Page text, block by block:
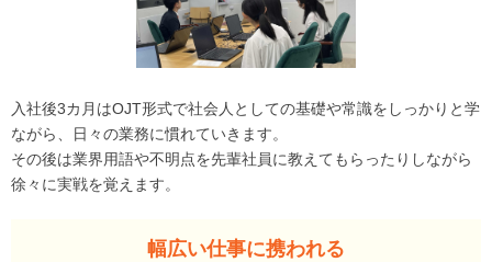
入社後3カ月はOJT形式で社会人としての基礎や常識をしっかりと学
ながら、日々の業務に慣れていきます。
その後は業界用語や不明点を先輩社員に教えてもらったりしながら
徐々に実戦を覚えます。
幅広い仕事に携われる